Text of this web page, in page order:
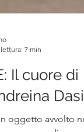
Il cuore di